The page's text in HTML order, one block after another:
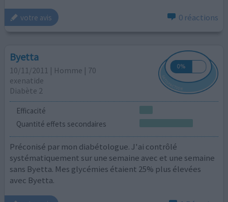
votre avis 0 réactions
Byetta
10/11/2011 | Homme | 70
exenatide
Diabète 2
Efficacité
Quantité effets secondaires
Préconisé par mon diabétologue. J'ai contrôlé
systématiquement sur une semaine avec et une semaine
sans Byetta. Mes glycémies étaient 25% plus élevées
avec Byetta.